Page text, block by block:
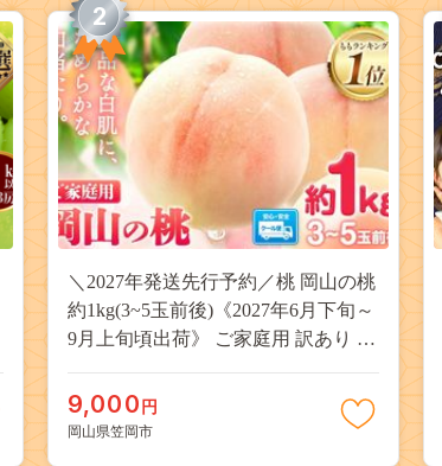
2
＼2027年発送先行予約／桃 岡山の桃
約1kg(3~5玉前後)《2027年6月下旬～
9月上旬頃出荷》 ご家庭用 訳あり 白
果物 デザート 旬 モモ もも 先行予約
送料無料 果物 岡山県 笠岡市 清水白
9,000 円
岡山県笠岡市